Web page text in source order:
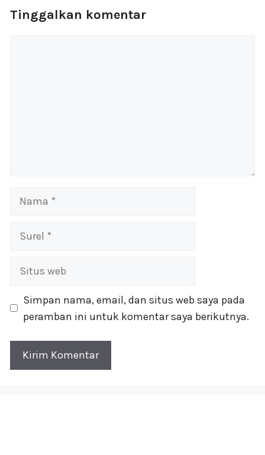
Tinggalkan komentar
Nama
Surel
Situs
Simpan nama, email, dan situs web saya pada
peramban ini untuk komentar saya berikutnya.